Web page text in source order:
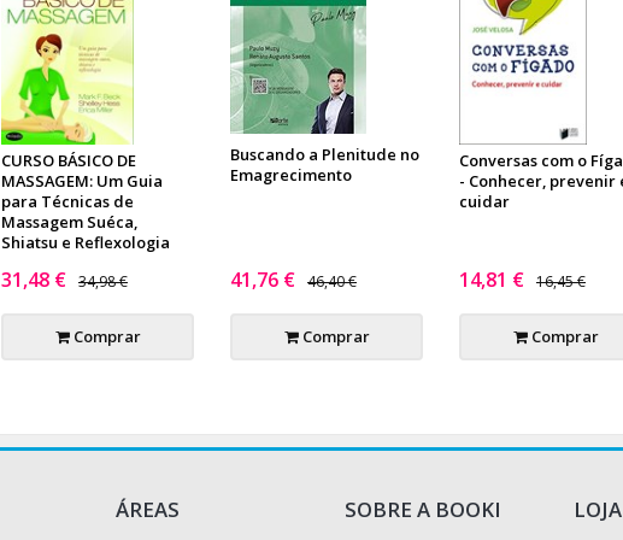
CURSO BÁSICO DE
MASSAGEM: Um Guia
para Técnicas de
Massagem Suéca,
Shiatsu e Reflexologia
31,48 € 34,98 €
Comprar
Buscando a Plenitude no
Emagrecimento
41,76 € 46,40 €
Comprar
Conversas com o
- Conhecer, prevenir
cuidar
14,81 € 16,45 €
Comprar
ÁREAS SOBRE A BOOKI LOJA